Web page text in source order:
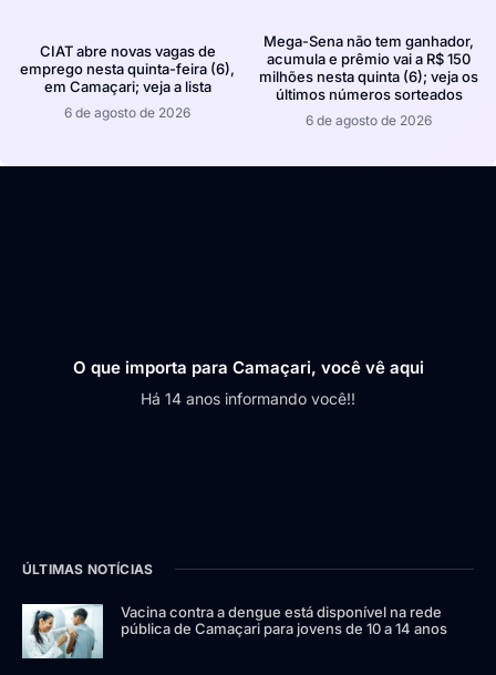
CIAT abre novas vagas de
emprego nesta quinta-feira (6),
em Camaçari; veja a lista
6 de agosto de 2026
Mega-Sena não tem ganhador,
acumula e prêmio vai a R$ 150
milhões nesta quinta (6); veja os
últimos números sorteados
6 de agosto de 2026
O que importa para Camaçari, você vê aqui
Há 14 anos informando você!!
ÚLTIMAS NOTÍCIAS
Vacina contra a dengue está disponível na rede
pública de Camaçari para jovens de 10 a 14 anos